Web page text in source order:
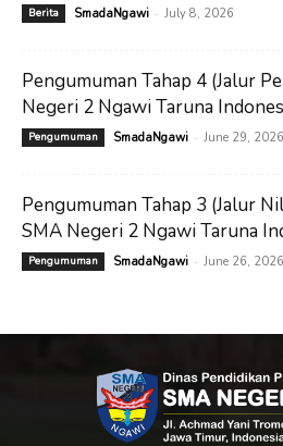
Berita SmadaNgawi - July 8, 2026
Pengumuman Tahap 4 (Jalur
Negeri 2 Ngawi Taruna
Pengumuman SmadaNgawi - June 29, 2026
Pengumuman Tahap 3 (Jalur
SMA Negeri 2 Ngawi Taruna
Pengumuman SmadaNgawi - June 26, 2026